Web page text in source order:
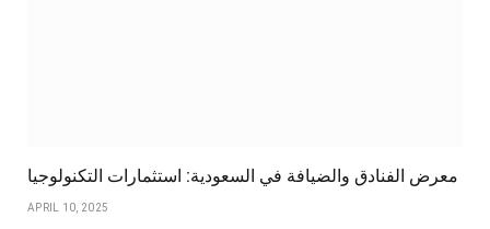
معرض الفنادق والضيافة في السعودية: استثمارات التكنولوجيا
APRIL 10, 2025